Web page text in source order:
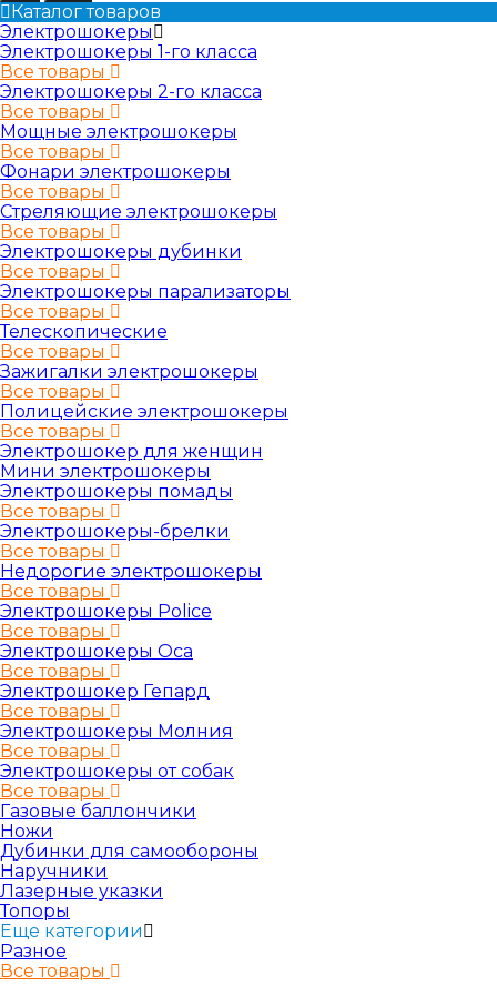
Каталог товаров
Электрошокеры
Электрошокеры 1-го класса
Все товары
Электрошокеры 2-го класса
Все товары
Мощные электрошокеры
Все товары
Фонари электрошокеры
Все товары
Стреляющие электрошокеры
Все товары
Электрошокеры дубинки
Все товары
Электрошокеры парализаторы
Все товары
Телескопические
Все товары
Зажигалки электрошокеры
Все товары
Полицейские электрошокеры
Все товары
Электрошокер для женщин
Мини электрошокеры
Электрошокеры помады
Все товары
Электрошокеры-брелки
Все товары
Недорогие электрошокеры
Все товары
Электрошокеры Police
Все товары
Электрошокеры Oса
Все товары
Электрошокер Гепард
Все товары
Электрошокеры Молния
Все товары
Электрошокеры от собак
Все товары
Газовые баллончики
Ножи
Дубинки для самообороны
Наручники
Лазерные указки
Топоры
Еще категории
Разное
Все товары